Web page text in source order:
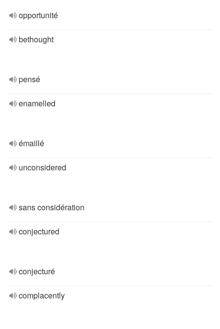
opportunité
bethought
pensé
enamelled
émaillé
unconsidered
sans considération
conjectured
conjecturé
complacently